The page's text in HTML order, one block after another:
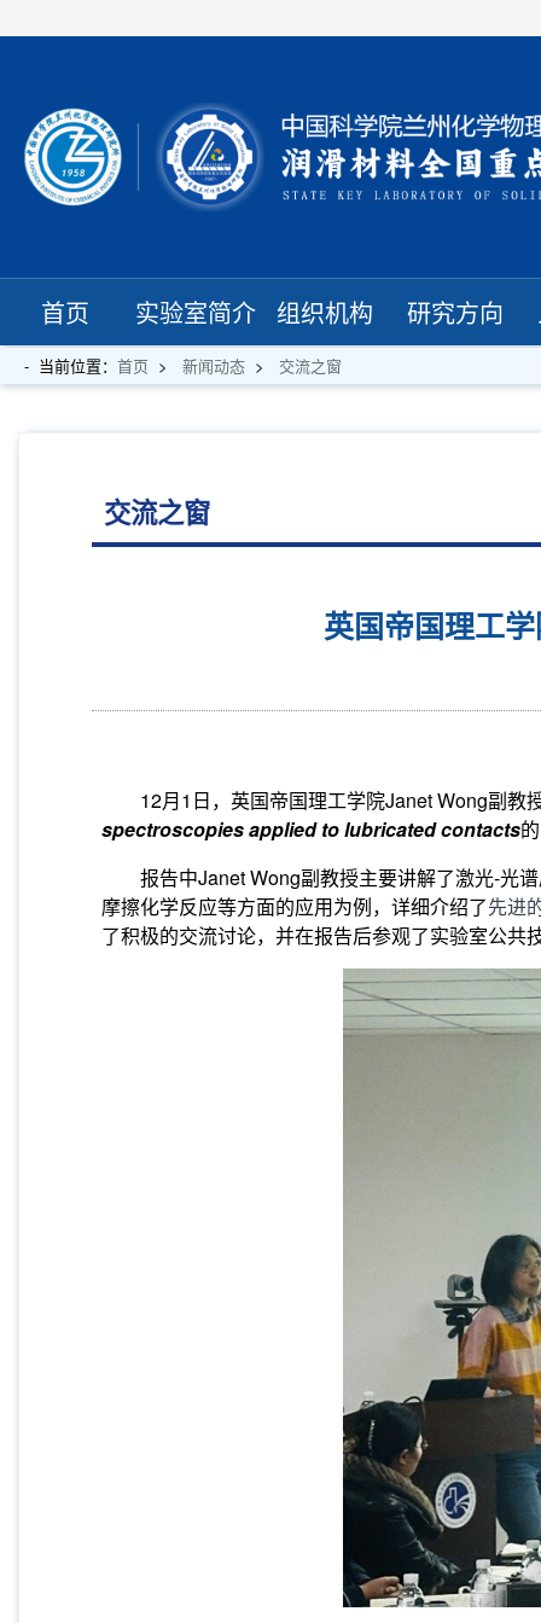
首页 实验室简介 组织机构 研究方向
当前位置： 首页 新闻动态 交流之窗
交流之窗
英国帝国理工
12月1 日，英国帝国理工学院Janet Wong副
spectroscopies applied to lubricated contacts
报告中Janet Wong副教授主要讲解了激光-光
摩擦化学反应等方面的应用为例，详细介绍了先进
了积极的交流讨论，并在报告后参观了实验室公共